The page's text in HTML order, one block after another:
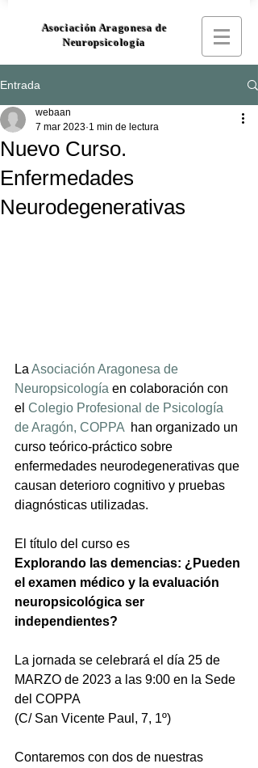
Asociación Aragonesa de
Neuropsicología
Entrada
Nuevo Curso.
Enfermedades
Neurodegenerativas
webaan
7 mar 2023 1 min de lectura
La Asociación Aragonesa de
Neuropsicología en colaboración con
el Colegio Profesional de Psicología
de Aragón, COPPA
  han organizado un
curso teórico-práctico sobre
enfermedades neurodegenerativas que
causan deterioro cognitivo y pruebas
diagnósticas utilizadas.
El título del curso es
Explorando las demencias: ¿Pueden
el examen médico y la evaluación
neuropsicológica ser
independientes?
La jornada se celebrará el día 25 de
MARZO de 2023 a las 9:00 en la Sede
del COPPA
(C/ San Vicente Paul, 7, 1º)
Contaremos con dos de nuestras